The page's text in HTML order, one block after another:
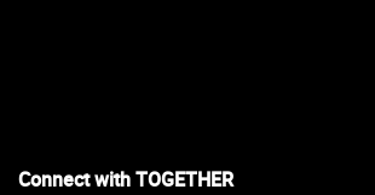
Connect with TOGETHER